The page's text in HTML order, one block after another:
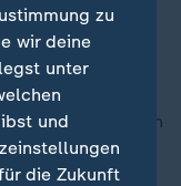
Beim sexuellen
der
Prozent oder
zu
wir deine
unter
und
die Zukunft